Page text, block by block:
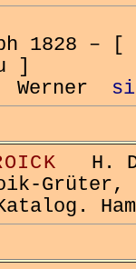
1828 – [
]
Werner
H.
Grüter,